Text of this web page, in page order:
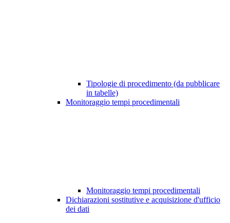
Tipologie di procedimento (da pubblicare
in tabelle)
Monitoraggio tempi procedimentali
Monitoraggio tempi procedimentali
Dichiarazioni sostitutive e acquisizione d'ufficio
dei dati